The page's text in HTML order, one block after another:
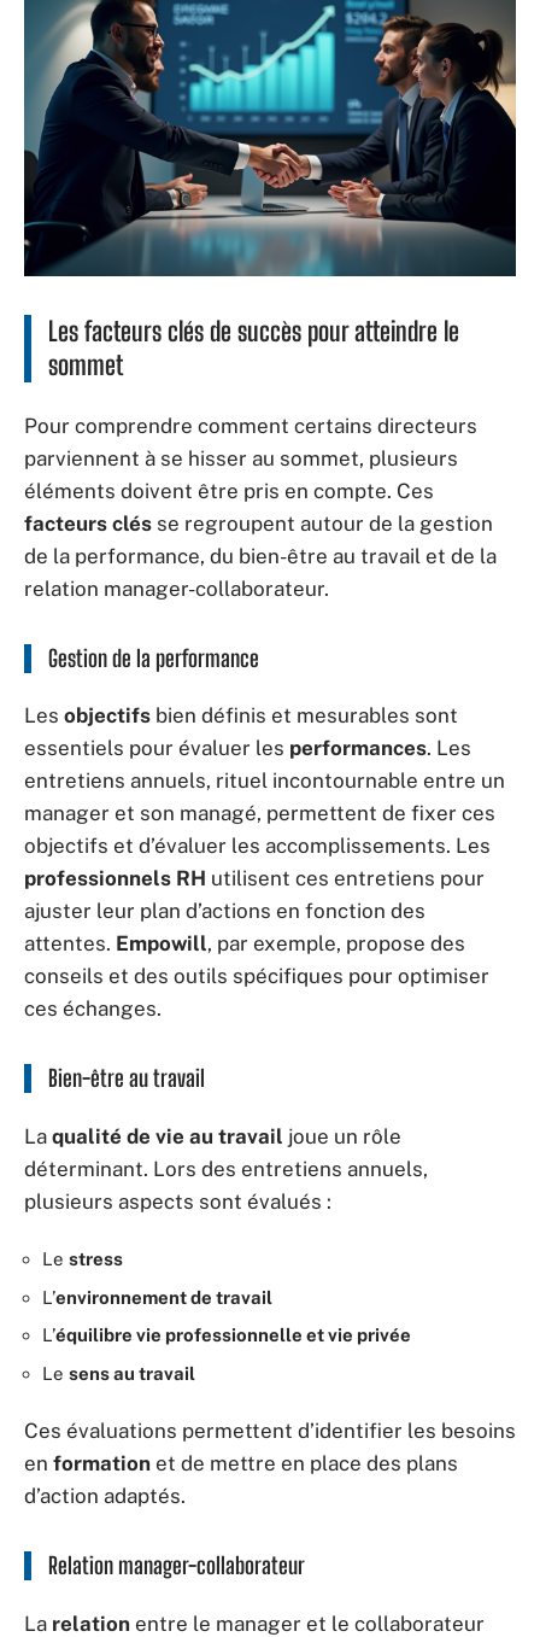
Les facteurs clés de succès pour atteindre le
sommet
Pour comprendre comment certains directeurs
parviennent à se hisser au sommet, plusieurs
éléments doivent être pris en compte. Ces
facteurs clés se regroupent autour de la gestion
de la performance, du bien-être au travail et de la
relation manager-collaborateur.
Gestion de la performance
Les objectifs bien définis et mesurables sont
essentiels pour évaluer les performances. Les
entretiens annuels, rituel incontournable entre un
manager et son managé, permettent de fixer ces
objectifs et d’évaluer les accomplissements. Les
professionnels RH utilisent ces entretiens pour
ajuster leur plan d’actions en fonction des
attentes. Empowill, par exemple, propose des
conseils et des outils spécifiques pour optimiser
ces échanges.
Bien-être au travail
La qualité de vie au travail joue un rôle
déterminant. Lors des entretiens annuels,
plusieurs aspects sont évalués :
Le stress
L’environnement de travail
L’équilibre vie professionnelle et vie privée
Le sens au travail
Ces évaluations permettent d’identifier les besoins
en formation et de mettre en place des plans
d’action adaptés.
Relation manager-collaborateur
La relation entre le manager et le collaborateur